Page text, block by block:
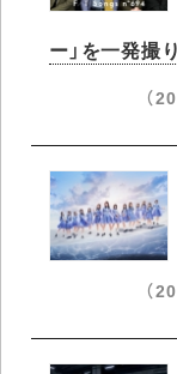
ー」を一発撮
（
（